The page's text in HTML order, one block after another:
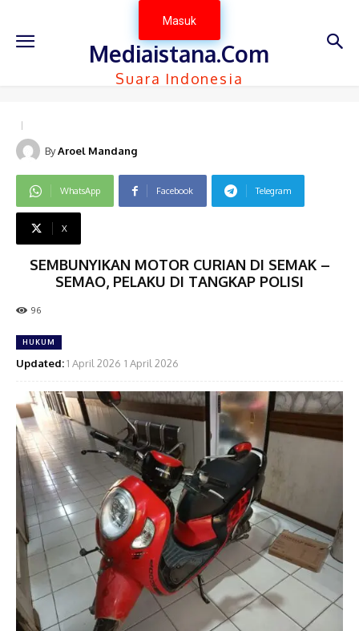
Masuk
Mediaistana.Com
Suara Indonesia
ByAroel Mandang
WhatsApp Facebook Telegram
X
SEMBUNYIKAN MOTOR CURIAN DI SEMAK –
SEMAO, PELAKU DI TANGKAP POLISI
96
HUKUM
Updated:1 April 2026 1 April 2026